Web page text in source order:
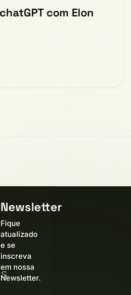
com Elon
Newsletter
Fique
atualizado
e se
inscreva
em nossa
Newsletter.